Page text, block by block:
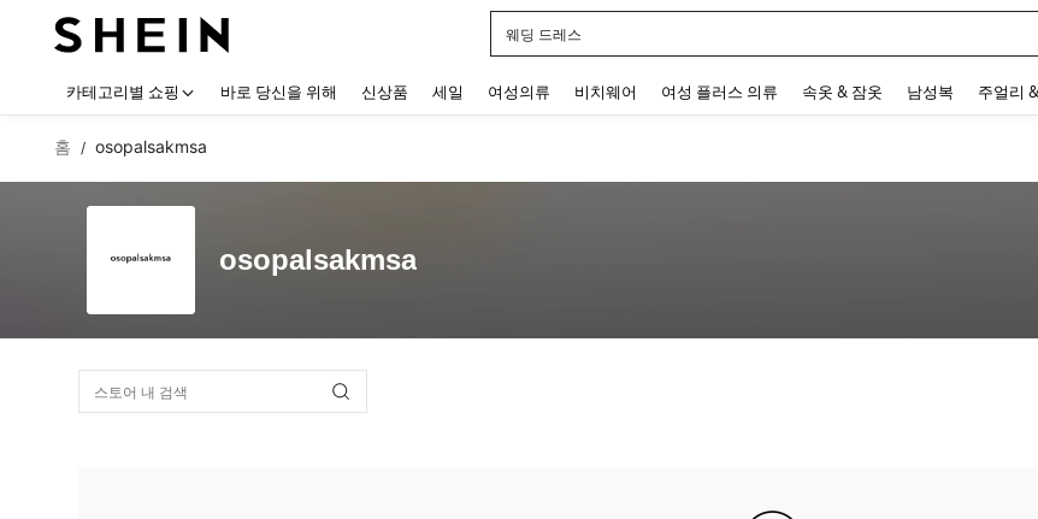
웨딩 드레스
카테고리별 쇼핑 바로 당신을 위해 신상품 세일 여성의류 비치웨어 여성 플러스 의류 속옷 & 잠옷 남성복 주얼리
홈 / osopalsakmsa
osopalsakmsa